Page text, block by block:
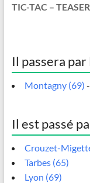
TIC-TAC –
Il passera par
Montagny (69)
Il est passé
Crouzet-
Tarbes (65)
Lyon (69)